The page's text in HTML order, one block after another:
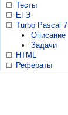
Тесты
ЕГЭ
Turbo Pascal 7
•
Описание
•
Задачи
HTML
Рефераты